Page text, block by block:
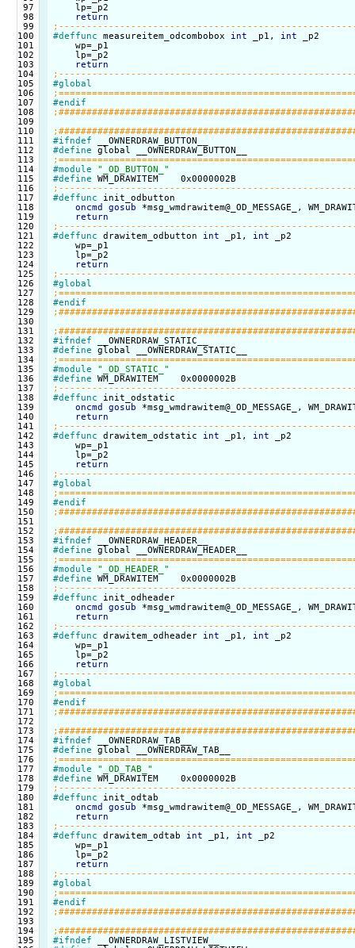
97
98
99
100
101
102
103
104
105
106
107
108
109
110
111
112
113
114
115
116
117
118
119
120
121
122
123
124
125
126
127
128
129
130
131
132
133
134
135
136
137
138
139
140
141
142
143
144
145
146
147
148
149
150
151
152
153
154
155
156
157
158
159
160
161
162
163
164
165
166
167
168
169
170
171
172
173
174
175
176
177
178
179
180
181
182
183
184
185
186
187
188
189
190
191
192
193
194
195
    lp=_p2
return
#deffunc measureitem_odcombobox int _p1, int _p2
    wp=_p1
    lp=_p2
return
#global
#endif
#ifndef
#define
#module
"_OD_BUTTON_"
#define
#deffunc init_odbutton
oncmd
gosub *msg_wmdrawitem@_OD_MESSAGE_,
return
#deffunc drawitem_odbutton int _p1, int _p2
    wp=_p1
    lp=_p2
return
#global
#endif
#ifndef
#define
#module
"_OD_STATIC_"
#define
#deffunc init_odstatic
oncmd
gosub *msg_wmdrawitem@_OD_MESSAGE_,
return
#deffunc drawitem_odstatic int _p1, int _p2
    wp=_p1
    lp=_p2
return
#global
#endif
#ifndef
#define
#module
"_OD_HEADER_"
#define
#deffunc init_odheader
oncmd
gosub *msg_wmdrawitem@_OD_MESSAGE_,
return
#deffunc drawitem_odheader int _p1, int _p2
    wp=_p1
    lp=_p2
return
#global
#endif
#ifndef
#define
#module
"_OD_TAB_"
#define
#deffunc init_odtab
oncmd
gosub *msg_wmdrawitem@_OD_MESSAGE_,
return
#deffunc drawitem_odtab int _p1, int _p2
    wp=_p1
    lp=_p2
return
#global
#endif
#ifndef